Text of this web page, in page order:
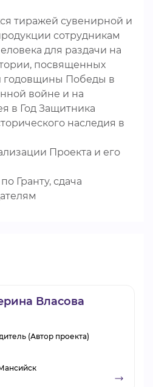
тиражей сувенирной и
сотрудникам
для раздачи на
посвященных
годовщины Победы в
войне и на
в Год Защитника
наследия в
Проекта и его
Гранту, сдача
Власова
(Автор проекта)